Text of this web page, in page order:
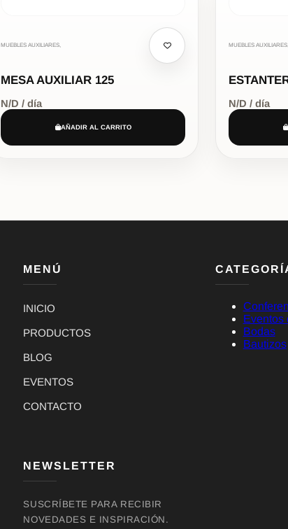
MUEBLES AUXILIARES,
MESA AUXILIAR 125
N/D / día
AÑADIR AL CARRITO
MUEBLES AUXILIARES,
N/D / día
MENÚ
INICIO
PRODUCTOS
BLOG
EVENTOS
CONTACTO
Eventos
Bodas
Bautizos
NEWSLETTER
SUSCRÍBETE PARA RECIBIR
NOVEDADES E INSPIRACIÓN.